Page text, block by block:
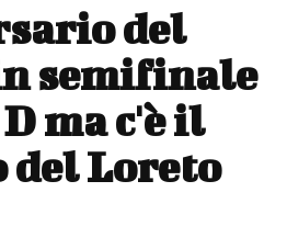
del
semifinale
ma c'è il
del Loreto